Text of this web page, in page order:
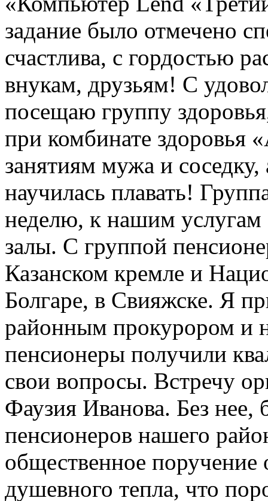
задание было отмечено
счастлива, с гордостью
внукам, друзьям! С
посещаю группу
при комбинате здоровья
занятиям мужа и
научилась плавать!
неделю, к нашим
залы. С группой
Казанском кремле и
Болгаре, в Свияжске. Я
районным прокурором и
пенсионеры получили
свои вопросы. Встречу
Фаузия Иванова. Без
пенсионеров нашего
общественное поручение
душевного тепла, что